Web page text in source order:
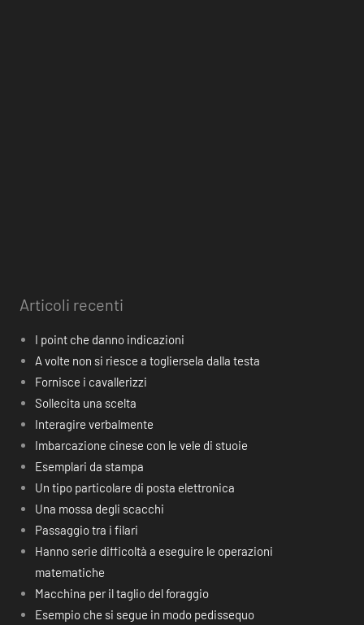
Articoli recenti
I point che danno indicazioni
A volte non si riesce a togliersela dalla testa
Fornisce i cavallerizzi
Sollecita una scelta
Interagire verbalmente
Imbarcazione cinese con le vele di stuoie
Esemplari da stampa
Un tipo particolare di posta elettronica
Una mossa degli scacchi
Passaggio tra i filari
Hanno serie difficoltà a eseguire le operazioni
matematiche
Macchina per il taglio del foraggio
Esempio che si segue in modo pedissequo